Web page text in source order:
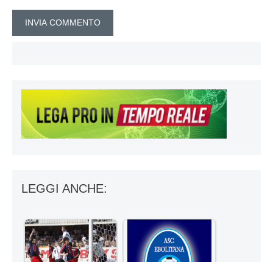
LEGGI ANCHE: